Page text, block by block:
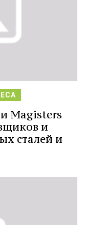
Magisters
и
сталей и